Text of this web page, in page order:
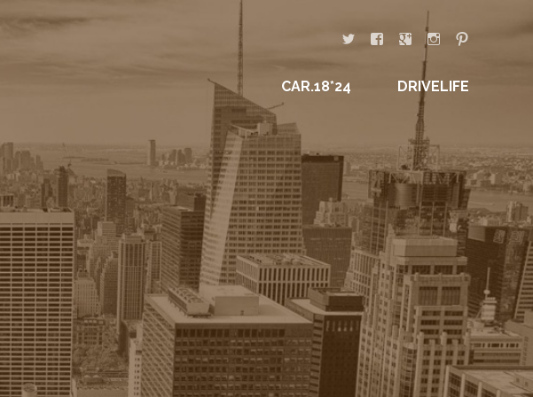
CAR.18*24 DRIVELIFE